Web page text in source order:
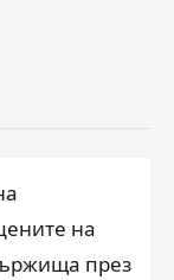
на
през